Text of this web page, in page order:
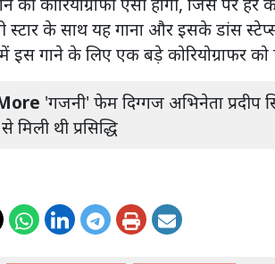
के साथ यह गाना और इसके डांस
इस गाने के लिए एक बड़े कोरियोग्राफर
'गजनी' फेम दिग्गज अभिनेता
मिली थी प्रसिद्धि